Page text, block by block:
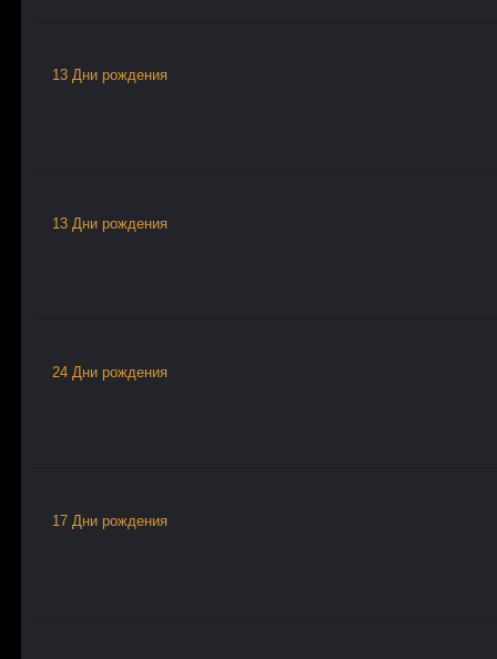
13 Дни рождения
13 Дни рождения
24 Дни рождения
17 Дни рождения